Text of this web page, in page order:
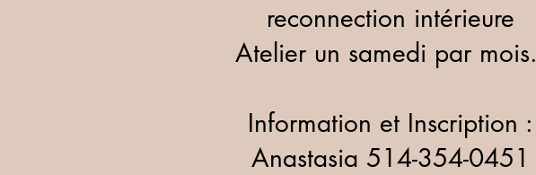
reconnection intérieure
Atelier un samedi par mois.
Information et Inscription :
Anastasia 514-354-0451